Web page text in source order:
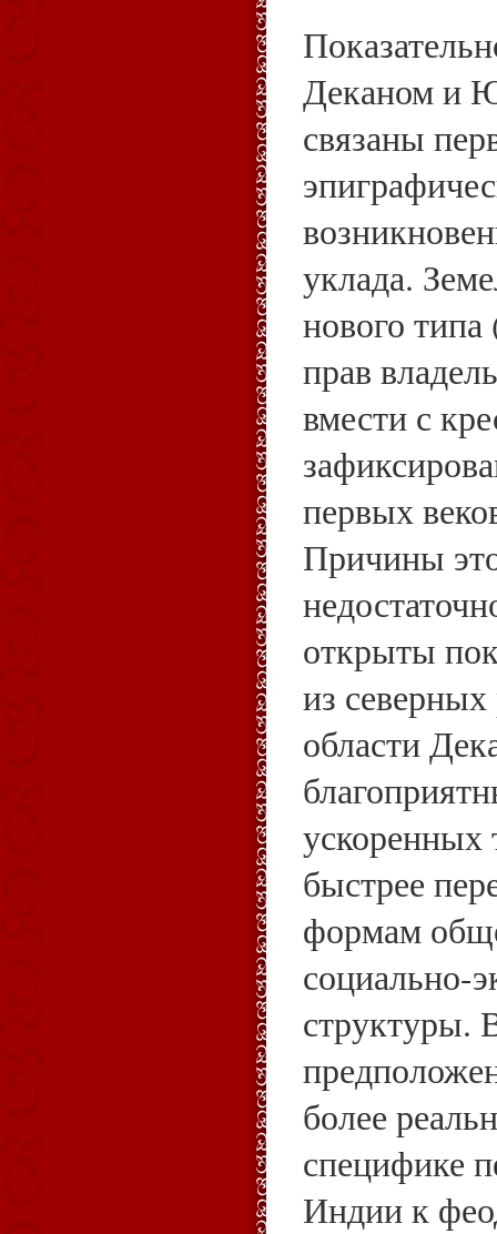
Деканом и
связаны
уклада.
нового
прав
вмести с
первых
Причины
открыты
из
области
ускоренных
быстрее
формам
социально-
структуры.
более
специфике
Индии к